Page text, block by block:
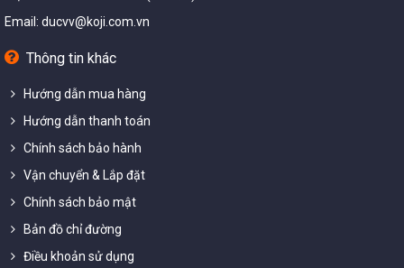
Email: ducvv@koji.com.vn
Thông tin khác
Hướng dẫn mua hàng
Hướng dẫn thanh toán
Chính sách bảo hành
Vận chuyển & Lắp đặt
Chính sách bảo mật
Bản đồ chỉ đường
Điều khoản sử dụng